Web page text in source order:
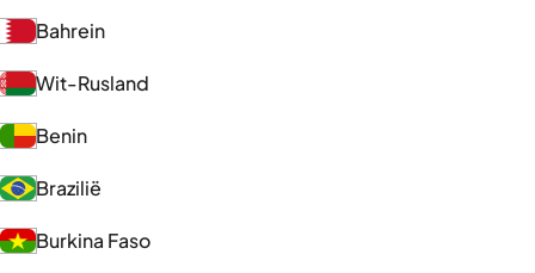
Bahrein
Wit-Rusland
Benin
Brazilië
Burkina Faso